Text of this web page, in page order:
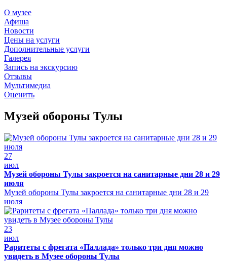
О музее
Афиша
Новости
Цены на услуги
Дополнительные услуги
Галерея
Запись на экскурсию
Отзывы
Мультимедиа
Оценить
Музей обороны Тулы
27
июл
Музей обороны Тулы закроется на санитарные дни 28 и 29
июля
Музей обороны Тулы закроется на санитарные дни 28 и 29
июля
23
июл
Раритеты с фрегата «Паллада» только три дня можно
увидеть в Музее обороны Тулы